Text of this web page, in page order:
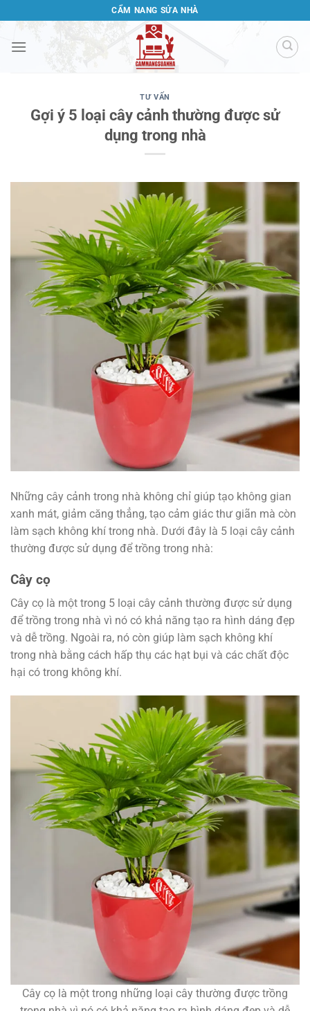
qua
nội
CẨM NANG SỬA NHÀ
TƯ VẤN
Gợi ý 5 loại cây cảnh thường được sử
dụng trong nhà
Những cây cảnh trong nhà không chỉ giúp tạo không gian
xanh mát, giảm căng thẳng, tạo cảm giác thư giãn mà còn
làm sạch không khí trong nhà. Dưới đây là 5 loại cây cảnh
thường được sử dụng để trồng trong nhà:
Cây cọ
Cây cọ là một trong 5 loại cây cảnh thường được sử dụng
để trồng trong nhà vì nó có khả năng tạo ra hình dáng đẹp
và dễ trồng. Ngoài ra, nó còn giúp làm sạch không khí
trong nhà bằng cách hấp thụ các hạt bụi và các chất độc
hại có trong không khí.
Cây cọ là một trong những loại cây thường được trồng